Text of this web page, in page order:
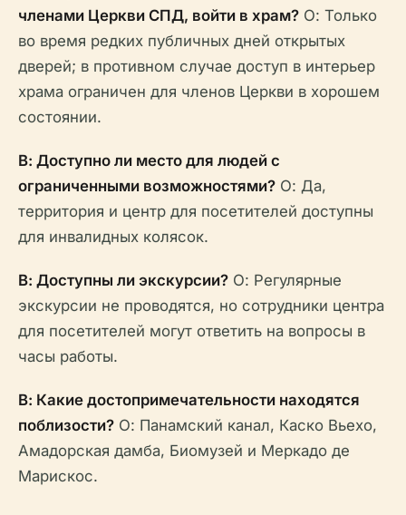
членами Церкви СПД, войти в храм? О: Только
во время редких публичных дней открытых
дверей; в противном случае доступ в интерьер
храма ограничен для членов Церкви в хорошем
состоянии.
В: Доступно ли место для людей с
ограниченными возможностями? О: Да,
территория и центр для посетителей доступны
для инвалидных колясок.
В: Доступны ли экскурсии? О: Регулярные
экскурсии не проводятся, но сотрудники центра
для посетителей могут ответить на вопросы в
часы работы.
В: Какие достопримечательности находятся
поблизости? О: Панамский канал, Каско Вьехо,
Амадорская дамба, Биомузей и Меркадо де
Марискос.